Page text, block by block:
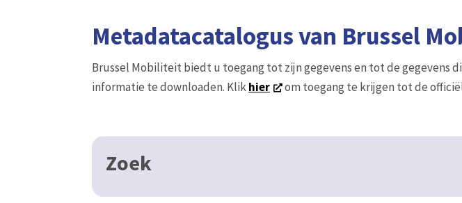
Metadatacatalogus van Brussel
Brussel Mobiliteit biedt u toegang tot zijn gegevens en tot de gegevens
informatie te downloaden. Klikhier om toegang te krijgen tot de
Zoek